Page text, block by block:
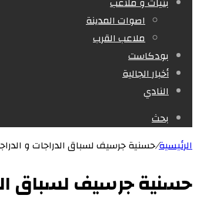
اصوات المدينة
ملاعب القرب
بودكاست
أخبار الجالية
النادي
بحث
الرئيسية/حسنية جرسيف لسباق الدراجات و
حسنية جرسيف لسباق